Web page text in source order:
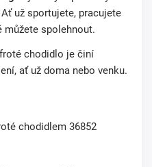
už sportujete, pracujete
můžete spolehnout.
chodidlo je činí
ať už doma nebo venku.